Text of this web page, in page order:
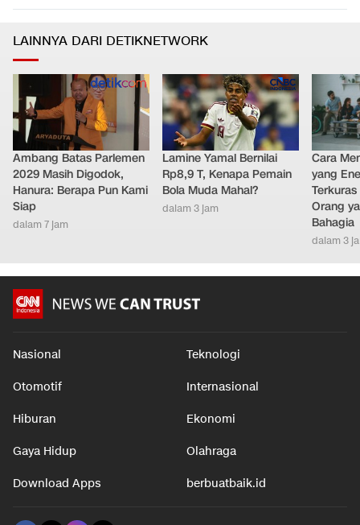
LAINNYA DARI DETIKNETWORK
Ambang Batas Parlemen
2029 Masih Digodok,
Hanura: Berapa Pun Kami
Siap
dalam 7 jam
Lamine Yamal Bernilai
Rp8,9 T, Kenapa Pemain
Bola Muda Mahal?
dalam 3 jam
Cara
yang
Orang
Bahagia
dalam 3
Nasional Teknologi
Otomotif Internasional
Hiburan Ekonomi
Gaya Hidup Olahraga
Download Apps berbuatbaik.id